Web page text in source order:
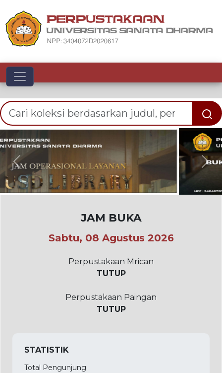
Toggle navigation
Previous
JAM BUKA
Sabtu, 08 Agustus 2026
Perpustakaan Mrican
TUTUP
Perpustakaan Paingan
TUTUP
STATISTIK
Total Pengunjung